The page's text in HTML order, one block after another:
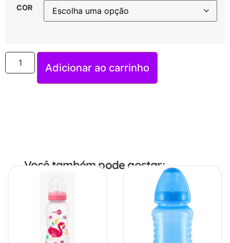
COR
Adicionar ao carrinho
Você também pode gostar: